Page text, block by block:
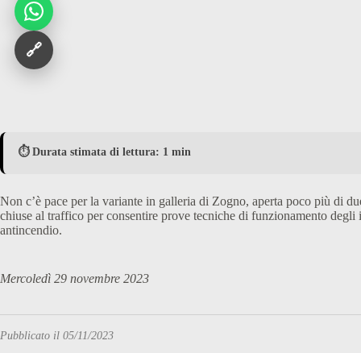
⏱️ Durata stimata di lettura: 1 min
Non c’è pace per la variante in galleria di Zogno, aperta poco più di
chiuse al traffico per consentire prove tecniche di funzionamento
antincendio.
Mercoledì 29 novembre 2023
Pubblicato il 05/11/2023
🔗